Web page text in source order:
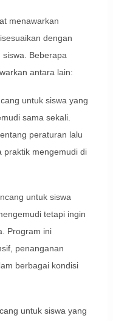
menawarkan
dengan
Beberapa
antara lain:
untuk siswa yang
sama sekali.
peraturan lalu
praktik mengemudi di
untuk siswa
tetapi ingin
Program ini
penanganan
berbagai kondisi
untuk siswa yang